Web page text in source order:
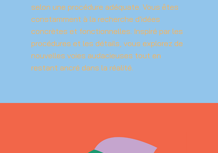
selon une procédure adéquate. Vous êtes
constamment à la recherche d'idées
concrètes et fonctionnelles. Inspiré par les
procédures et les détails, vous explorez de
nouvelles voies audacieuses tout en
restant ancré dans la réalité.